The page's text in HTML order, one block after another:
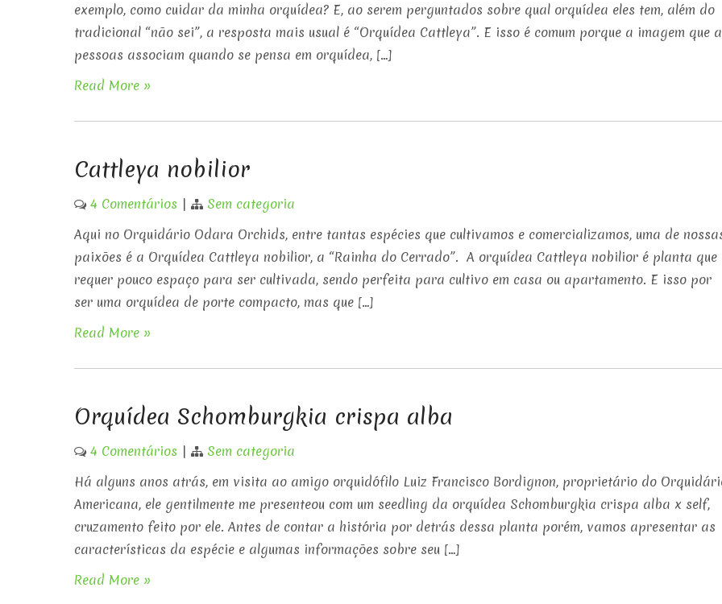
exemplo, como cuidar da minha orquídea? E, ao serem perguntados sobre qual orquídea eles tem, além do
tradicional “não sei”, a resposta mais usual é “Orquídea Cattleya”. E isso é comum porque a imagem que
pessoas associam quando se pensa em orquídea, […]
Read More »
Cattleya nobilior
4 Comentários |
Sem categoria
Aqui no Orquidário Odara Orchids, entre tantas espécies que cultivamos e comercializamos, uma de
paixões é a Orquídea Cattleya nobilior, a “Rainha do Cerrado”. A orquídea Cattleya nobilior é planta que
requer pouco espaço para ser cultivada, sendo perfeita para cultivo em casa ou apartamento. E isso por
ser uma orquídea de porte compacto, mas que […]
Read More »
Orquídea Schomburgkia crispa alba
4 Comentários |
Sem categoria
Há alguns anos atrás, em visita ao amigo orquidófilo Luiz Francisco Bordignon, proprietário do
Americana, ele gentilmente me presenteou com um seedling da orquídea Schomburgkia crispa alba x self,
cruzamento feito por ele. Antes de contar a história por detrás dessa planta porém, vamos apresentar as
características da espécie e algumas informações sobre seu […]
Read More »